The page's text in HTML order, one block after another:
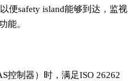
便safety island能够到达，监视
能。
控制器）时，满足ISO 26262